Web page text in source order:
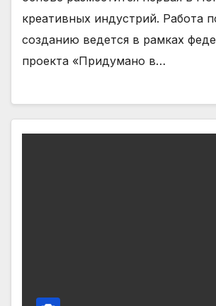
креативных индустрий. Работа
созданию ведется в рамках
проекта «Придумано в…